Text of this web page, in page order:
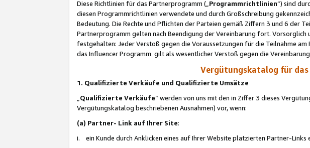
Diese Richtlinien für das Partnerprogramm („Programmrichtlinien“) sind
diesen Programmrichtlinien verwendete und durch Großschreibung
Bedeutung. Die Rechte und Pflichten der Parteien gemäß Ziffern 3 und 6 der
Partnerprogramm gelten nach Beendigung der Vereinbarung fort. Vorsorglich
festgehalten: Jeder Verstoß gegen die Voraussetzungen für die Teilnahme
das Influencer Programm gilt als wesentlicher Verstoß gegen die
Vergütungskatalog für
1. Qualifizierte Verkäufe und Qualifizierte Umsätze
Qualifizierte Verkäufe“ werden von uns mit den in Ziffer 3 dieses
Vergütungskatalog beschriebenen Ausnahmen) vor, wenn:
(a) Partner- Link auf Ihrer Site:
i. ein Kunde durch Anklicken eines auf Ihrer Website platzierten Partner-